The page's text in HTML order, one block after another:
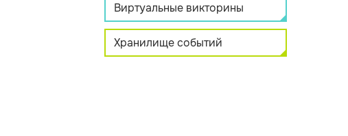
Виртуальные викторины
Хранилище событий